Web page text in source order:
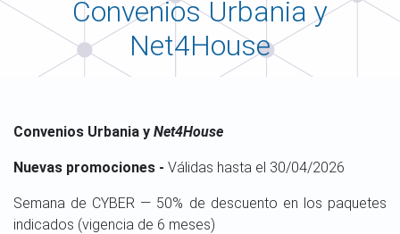
Convenios Urbania y
Net4House
Convenios Urbania y Net4House
Nuevas promociones - Válidas hasta el 30/04/2026
Semana de CYBER — 50% de descuento en los paquetes
indicados (vigencia de 6 meses)